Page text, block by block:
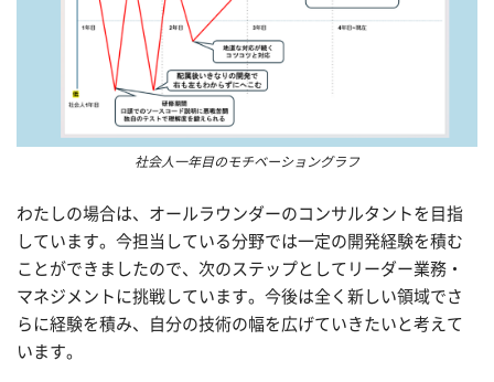
社会人一年目のモチベーショングラフ
わたしの場合は、オールラウンダーのコンサルタントを目指
しています。今担当している分野では一定の開発経験を積む
ことができましたので、次のステップとしてリーダー業務・
マネジメントに挑戦しています。今後は全く新しい領域でさ
らに経験を積み、自分の技術の幅を広げていきたいと考えて
います。